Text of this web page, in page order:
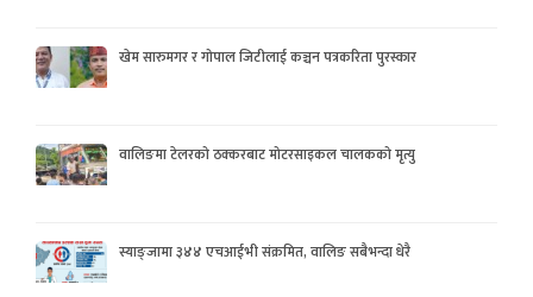
खेम सारुमगर र गोपाल जिटीलाई कञ्चन पत्रकरिता पुरस्कार
वालिङमा टेलरको ठक्करबाट मोटरसाइकल चालकको मृत्यु
स्याङ्जामा ३४४ एचआईभी संक्रमित, वालिङ सबैभन्दा धेरै